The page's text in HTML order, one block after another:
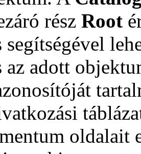
rész Root
segítségével
az adott
oldalait